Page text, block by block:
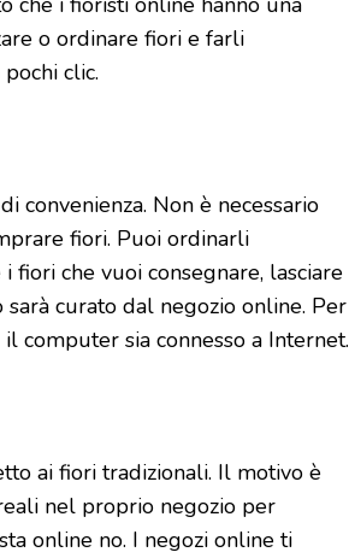
o ordinare fiori e farli
clic.
convenienza. Non è necessario
fiori. Puoi ordinarli
fiori che vuoi consegnare, lasciare
curato dal negozio online. Per
computer sia connesso a Internet.
ai fiori tradizionali. Il motivo è
nel proprio negozio per
online no. I negozi online ti